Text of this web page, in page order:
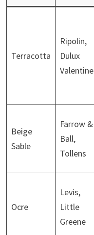
Terracotta
Ripolin,
Dulux
Valentine
Beige
Sable
Farrow &
Ball,
Tollens
Ocre
Levis,
Little
Greene